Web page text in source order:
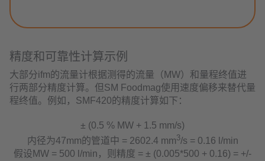
精度和可靠性计算示例
大部分ifm的流量计根据测得的流量（MW）和量程终值进
行两部分精度计算。但SM Foodmag使用速度偏移来替代量
程终值。例如，SMF420的精度计算如下：
± (0.5 % MW + 1.5 mm/s)
内径为47mm的管道中 = 2602.4 mm3/s = 0.16 l/min
假设MW = 500 l/min，则精度 = ± (0.005*500 + 0.16) = +/-